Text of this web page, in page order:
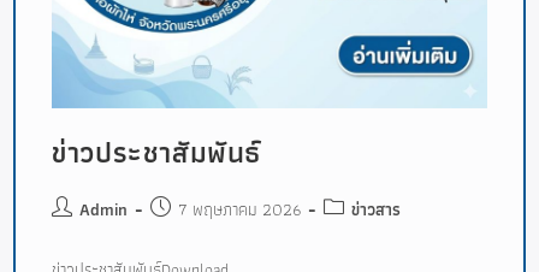
ข่าวประชาสัมพันธ์
Admin 7 พฤษภาคม 2026 ข่าวสาร